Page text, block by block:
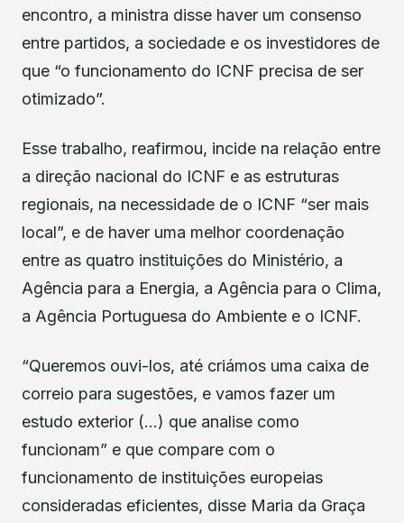
encontro, a ministra disse haver um consenso
entre partidos, a sociedade e os investidores de
que “o funcionamento do ICNF precisa de ser
otimizado”.
Esse trabalho, reafirmou, incide na relação entre
a direção nacional do ICNF e as estruturas
regionais, na necessidade de o ICNF “ser mais
local”, e de haver uma melhor coordenação
entre as quatro instituições do Ministério, a
Agência para a Energia, a Agência para o Clima,
a Agência Portuguesa do Ambiente e o ICNF.
“Queremos ouvi-los, até criámos uma caixa de
correio para sugestões, e vamos fazer um
estudo exterior (…) que analise como
funcionam” e que compare com o
funcionamento de instituições europeias
consideradas eficientes, disse Maria da Graça